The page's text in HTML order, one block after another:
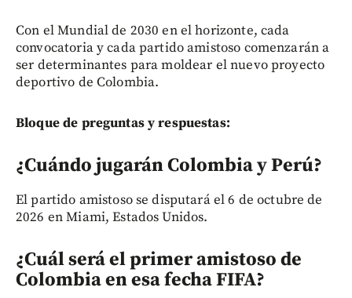
Con el Mundial de 2030 en el horizonte, cada
convocatoria y cada partido amistoso comenzarán a
ser determinantes para moldear el nuevo proyecto
deportivo de Colombia.
Bloque de preguntas y respuestas:
¿Cuándo jugarán Colombia y Perú?
El partido amistoso se disputará el 6 de octubre de
2026 en Miami, Estados Unidos.
¿Cuál será el primer amistoso de
Colombia en esa fecha FIFA?